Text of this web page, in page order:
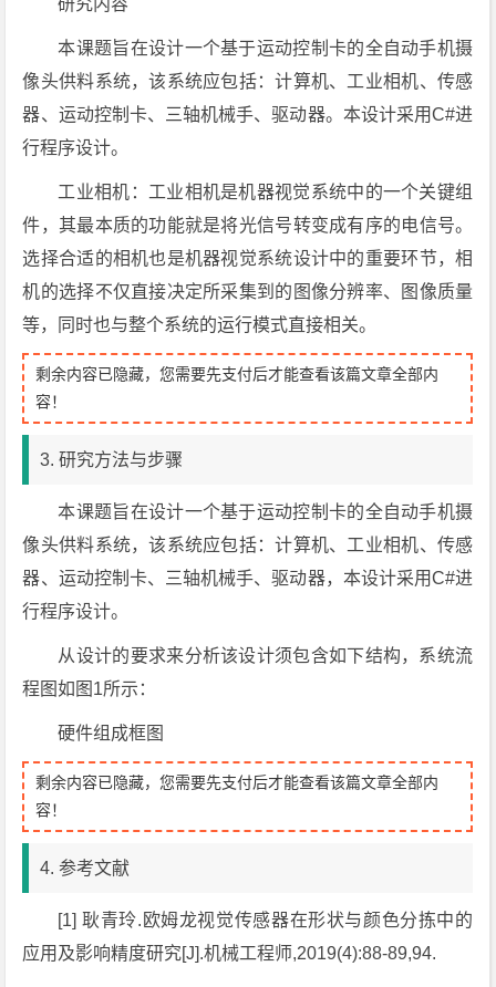
研究内容
本课题旨在设计一个基于运动控制卡的全自动手机摄
像头供料系统，该系统应包括：计算机、工业相机、传感
器、运动控制卡、三轴机械手、驱动器。本设计采用C#进
行程序设计。
工业相机：工业相机是机器视觉系统中的一个关键组
件，其最本质的功能就是将光信号转变成有序的电信号。
选择合适的相机也是机器视觉系统设计中的重要环节，相
机的选择不仅直接决定所采集到的图像分辨率、图像质量
等，同时也与整个系统的运行模式直接相关。
剩余内容已隐藏，您需要先支付后才能查看该篇文章全部内
容！
3. 研究方法与步骤
本课题旨在设计一个基于运动控制卡的全自动手机摄
像头供料系统，该系统应包括：计算机、工业相机、传感
器、运动控制卡、三轴机械手、驱动器，本设计采用C#进
行程序设计。
从设计的要求来分析该设计须包含如下结构，系统流
程图如图1所示：
硬件组成框图
剩余内容已隐藏，您需要先支付后才能查看该篇文章全部内
容！
4. 参考文献
[1] 耿青玲.欧姆龙视觉传感器在形状与颜色分拣中的
应用及影响精度研究[J].机械工程师,2019(4):88-89,94.